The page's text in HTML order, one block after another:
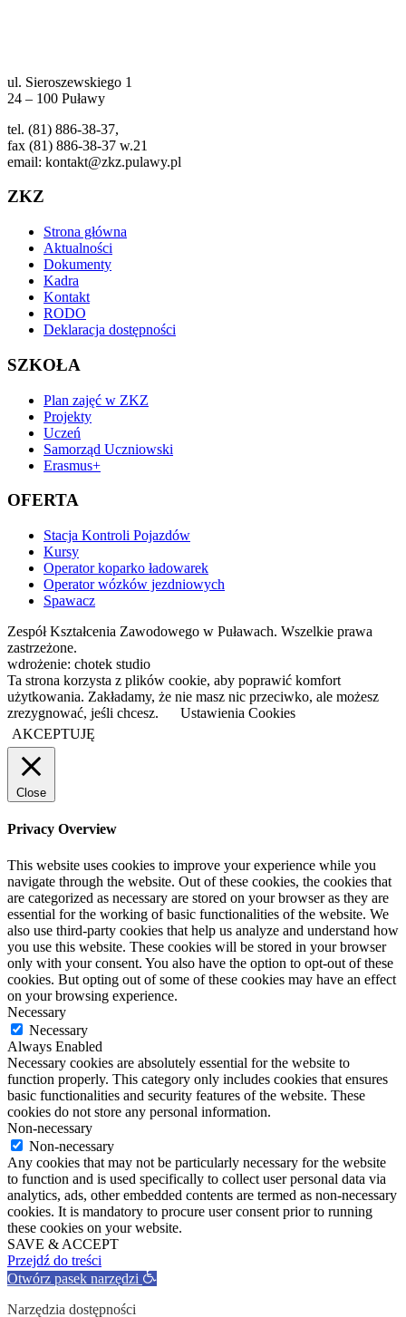
ul. Sieroszewskiego 1
24 – 100 Puławy
tel. (81) 886-38-37,
fax (81) 886-38-37 w.21
email: kontakt@zkz.pulawy.pl
ZKZ
Strona główna
Aktualności
Dokumenty
Kadra
Kontakt
RODO
Deklaracja dostępności
SZKOŁA
Plan zajęć w ZKZ
Projekty
Uczeń
Samorząd Uczniowski
Erasmus+
OFERTA
Stacja Kontroli Pojazdów
Kursy
Operator koparko ładowarek
Operator wózków jezdniowych
Spawacz
Zespół Kształcenia Zawodowego w Puławach. Wszelkie prawa
zastrzeżone.
wdrożenie: chotek studio
Ta strona korzysta z plików cookie, aby poprawić komfort
użytkowania. Zakładamy, że nie masz nic przeciwko, ale możesz
zrezygnować, jeśli chcesz.
Ustawienia Cookies
AKCEPTUJĘ
Close
Privacy Overview
This website uses cookies to improve your experience while you
navigate through the website. Out of these cookies, the cookies that
are categorized as necessary are stored on your browser as they are
essential for the working of basic functionalities of the website. We
also use third-party cookies that help us analyze and understand how
you use this website. These cookies will be stored in your browser
only with your consent. You also have the option to opt-out of these
cookies. But opting out of some of these cookies may have an effect
on your browsing experience.
Necessary
Necessary
Always Enabled
Necessary cookies are absolutely essential for the website to
function properly. This category only includes cookies that ensures
basic functionalities and security features of the website. These
cookies do not store any personal information.
Non-necessary
Non-necessary
Any cookies that may not be particularly necessary for the website
to function and is used specifically to collect user personal data via
analytics, ads, other embedded contents are termed as non-necessary
cookies. It is mandatory to procure user consent prior to running
these cookies on your website.
SAVE & ACCEPT
Przejdź do treści
Otwórz pasek narzędzi
Narzędzia dostępności